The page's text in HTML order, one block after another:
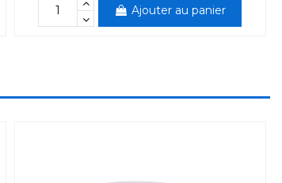
Ajouter au panier